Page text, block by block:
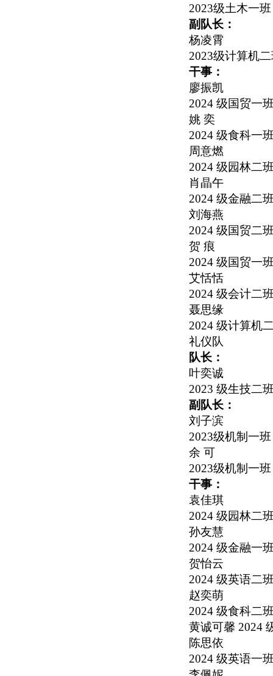
2023级土木一班
副队长：
杨凌霄
2023级计算机
干事：
廖振凯
2024 级国贸一
姚 奕
2024 级食科一
周意燃
2024 级园林二
肖晶午
2024 级金融二
刘海燕
2024 级国贸二
贺 痕
2024 级国贸一
艾恬恬
2024 级会计二
聂思缘
2024 级计算机
礼仪队
队长：
叶奕诚
2023 级生技二
副队长：
刘子滨
2023级机制一班
余 可
2023级机制一班
干事：
袁佳琪
2024 级园林二
孙友慧
2024 级金融一
贺怡云
2024 级英语二
赵奕萌
2024 级食科二
黄诚可馨 2024
陈思依
2024 级英语一